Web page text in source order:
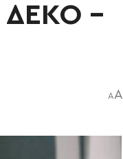
ΔΕΚΟ –
AA